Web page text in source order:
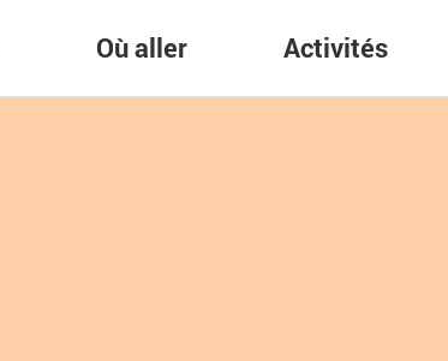
Où aller Activités